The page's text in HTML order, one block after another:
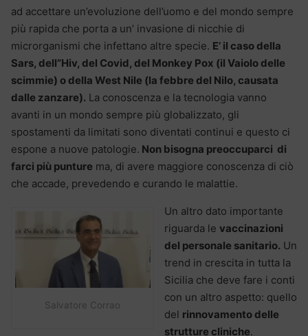
ad accettare un’evoluzione dell’uomo e del mondo sempre
più rapida che porta a un’ invasione di nicchie di
microrganismi che infettano altre specie. E’ il caso della
Sars, dell”Hiv, del Covid, del Monkey Pox (il Vaiolo delle
scimmie) o della West Nile (la febbre del Nilo, causata
dalle zanzare). La conoscenza e la tecnologia vanno
avanti in un mondo sempre più globalizzato, gli
spostamenti da limitati sono diventati continui e questo ci
espone a nuove patologie. Non bisogna preoccuparci di
farci più punture ma, di avere maggiore conoscenza di ciò
che accade, prevedendo e curando le malattie.
Salvatore Corrao
Un altro dato importante
riguarda le vaccinazioni
del personale sanitario. Un
trend in crescita in tutta la
Sicilia che deve fare i conti
con un altro aspetto: quello
del rinnovamento delle
strutture cliniche.